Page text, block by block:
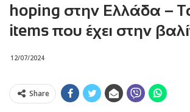
hoping στην Ελλάδα –
items που έχει στην
12/07/2024
Share